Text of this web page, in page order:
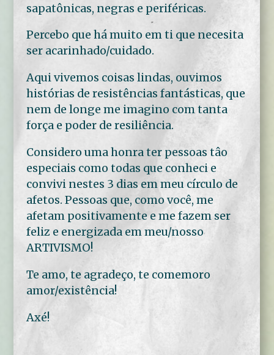
sapatônicas, negras e periféricas.
Percebo que há muito em ti que necesita
ser acarinhado/cuidado.
Aqui vivemos coisas lindas, ouvimos
histórias de resistências fantásticas, que
nem de longe me imagino com tanta
força e poder de resiliência.
Considero uma honra ter pessoas tâo
especiais como todas que conheci e
convivi nestes 3 dias em meu círculo de
afetos. Pessoas que, como você, me
afetam positivamente e me fazem ser
feliz e energizada em meu/nosso
ARTIVISMO!
Te amo, te agradeço, te comemoro
amor/existência!
Axé!